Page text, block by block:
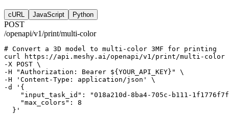
cURL JavaScript Python
POST
/openapi/v1/print/multi-color
# Convert a 3D model to multi-color 3MF for printing
curl
https://api.meshy.ai/openapi/v1/print/multi-color
-X POST \
-H
"Authorization: Bearer ${YOUR_API_KEY}"
\
-H
'Content-Type: application/json'
\
-d
'{
"input_task_id": "018a210d-8ba4-705c-b111-
    "max_colors": 8
  }'